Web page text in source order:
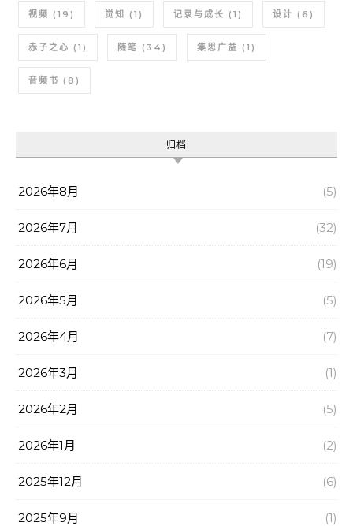
视频 (19) 觉知 (1) 记录与成长 (1) 设计 (6)
赤子之心 (1) 随笔 (34) 集思广益 (1)
音频书 (8)
归档
2026年8月 (5)
2026年7月 (32)
2026年6月 (19)
2026年5月 (5)
2026年4月 (7)
2026年3月 (1)
2026年2月 (5)
2026年1月 (2)
2025年12月 (6)
2025年9月 (1)